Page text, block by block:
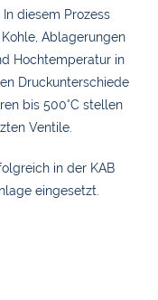
diesem Prozess
Ablagerungen
Hochtemperatur in
Druckunterschiede
bis 500°C stellen
Ventile.
in der KAB
eingesetzt.